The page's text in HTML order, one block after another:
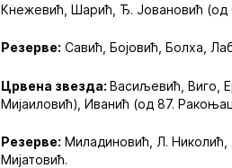
Кнежевић, Шарић, Ђ. Јовановић (од
Резерве: Савић, Бојовић, Болха,
Црвена звезда:Васиљевић, Виго,
Мијаиловић), Иванић (од 87.
Резерве: Миладиновић, Л.
Мијатовић.